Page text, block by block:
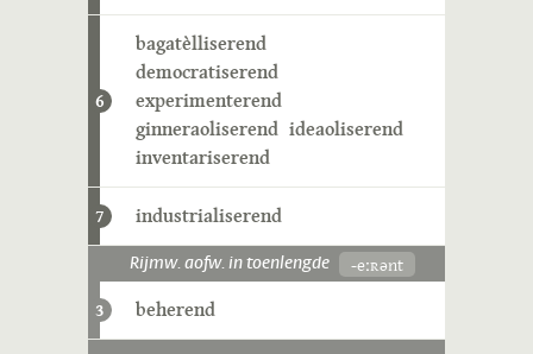
6
bagatèlliserend
democratiserend
experimenterend
ginneraoliserend ideaoliserend
inventariserend
7 industrialiserend
Rijmw. aofw. in toenlengde -eːʀənt
3 beherend